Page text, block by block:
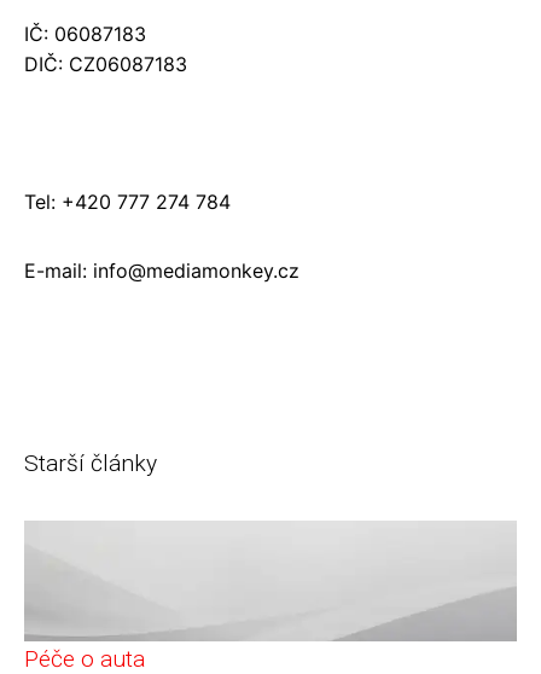
IČ: 06087183
DIČ: CZ06087183
Tel: +420 777 274 784
E-mail: info@mediamonkey.cz
Starší články
Péče o auta